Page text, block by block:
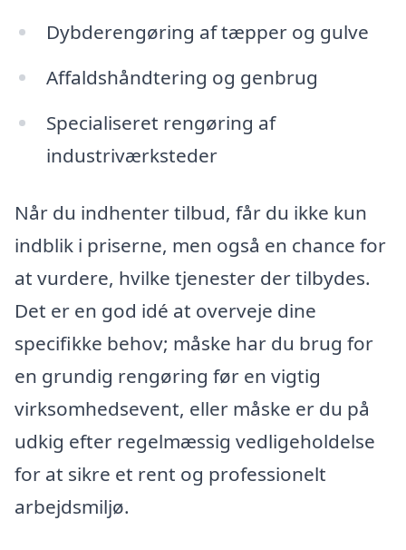
Dybderengøring af tæpper og gulve
Affaldshåndtering og genbrug
Specialiseret rengøring af
industriværksteder
Når du indhenter tilbud, får du ikke kun
indblik i priserne, men også en chance for
at vurdere, hvilke tjenester der tilbydes.
Det er en god idé at overveje dine
specifikke behov; måske har du brug for
en grundig rengøring før en vigtig
virksomhedsevent, eller måske er du på
udkig efter regelmæssig vedligeholdelse
for at sikre et rent og professionelt
arbejdsmiljø.